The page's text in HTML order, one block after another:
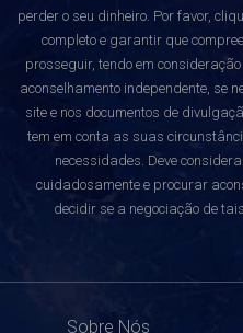
perder o seu dinheiro. Por favor,
completo e garantir que
prosseguir, tendo em
aconselhamento independente, se
site e nos documentos de
tem em conta as suas
necessidades. Deve
cuidadosamente e procurar
decidir se a negociação de
Sobre Nós